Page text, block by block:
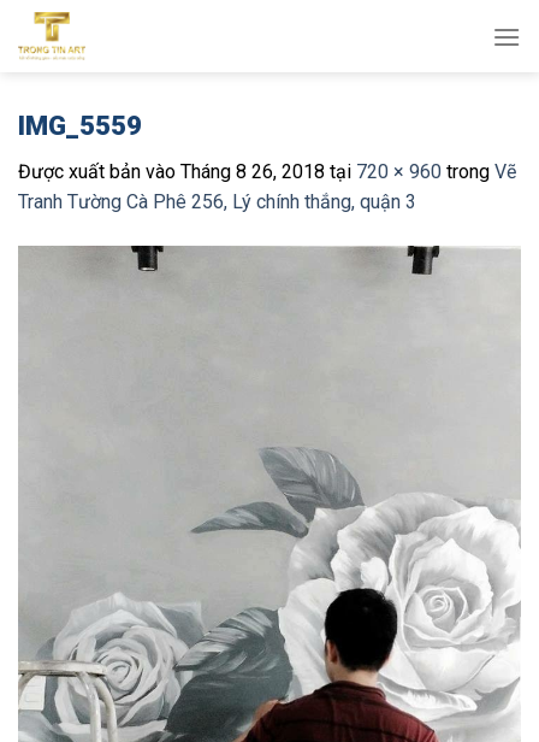
qua
IMG_5559
Được xuất bản vào Tháng 8 26, 2018 tại 720 × 960 trong Vẽ
Tranh Tường Cà Phê 256, Lý chính thắng, quận 3